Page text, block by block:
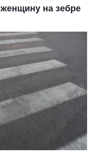
на зебре